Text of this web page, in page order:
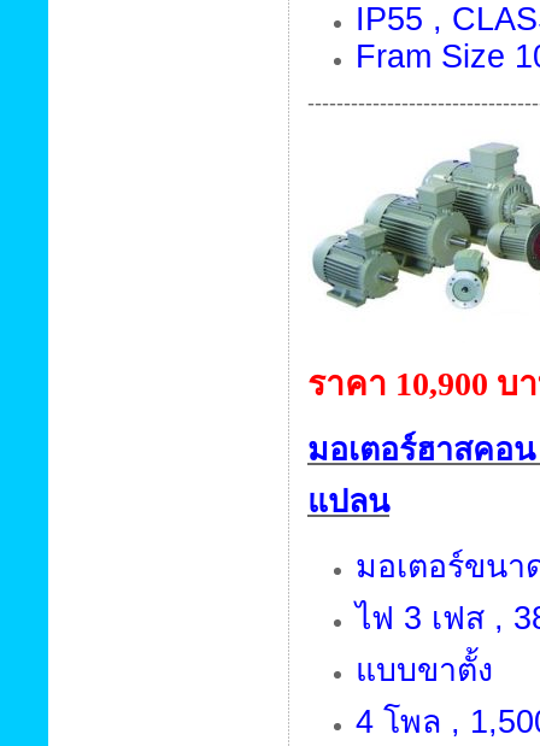
IP55 ,
Fram Size
ราคา 10,900 บ
มอเตอร์ฮาสคอ
แปลน
มอเตอร์ขนา
ไฟ 3 เฟส ,
แบบขาตั้ง
4 โพล ,